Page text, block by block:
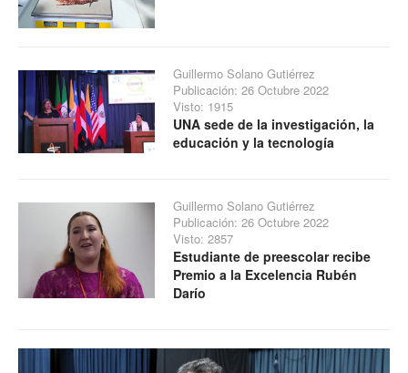
Guillermo Solano Gutiérrez
Publicación: 26 Octubre 2022
Visto: 1915
UNA sede de la investigación, la
educación y la tecnología
Guillermo Solano Gutiérrez
Publicación: 26 Octubre 2022
Visto: 2857
Estudiante de preescolar recibe
Premio a la Excelencia Rubén
Darío